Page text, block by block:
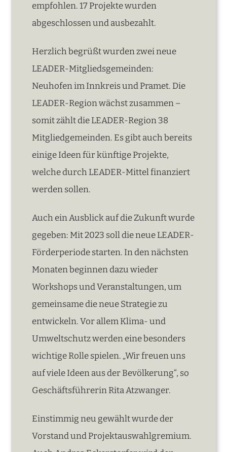
empfohlen. 17 Projekte wurden
abgeschlossen und ausbezahlt.
Herzlich begrüßt wurden zwei neue
LEADER-Mitgliedsgemeinden:
Neuhofen im Innkreis und Pramet. Die
LEADER-Region wächst zusammen –
somit zählt die LEADER-Region 38
Mitgliedgemeinden. Es gibt auch bereits
einige Ideen für künftige Projekte,
welche durch LEADER-Mittel finanziert
werden sollen.
Auch ein Ausblick auf die Zukunft wurde
gegeben: Mit 2023 soll die neue LEADER-
Förderperiode starten. In den nächsten
Monaten beginnen dazu wieder
Workshops und Veranstaltungen, um
gemeinsame die neue Strategie zu
entwickeln. Vor allem Klima- und
Umweltschutz werden eine besonders
wichtige Rolle spielen. „Wir freuen uns
auf viele Ideen aus der Bevölkerung“, so
Geschäftsführerin Rita Atzwanger.
Einstimmig neu gewählt wurde der
Vorstand und Projektauswahlgremium.